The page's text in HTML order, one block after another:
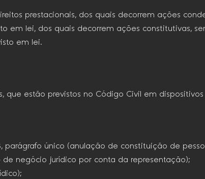
prestacionais, dos quais decorrem ações
em lei, dos quais decorrem ações constitutivas,
em lei.
que estão previstos no Código Civil em
único (anulação de constituição de
de negócio jurídico por conta da representação);